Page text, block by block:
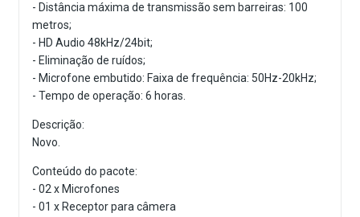
- Distância máxima de transmissão sem barreiras: 100
metros;
- HD Audio 48kHz/24bit;
- Eliminação de ruídos;
- Microfone embutido: Faixa de frequência: 50Hz-20kHz;
- Tempo de operação: 6 horas.
Descrição:
Novo.
Conteúdo do pacote:
- 02 x Microfones
- 01 x Receptor para câmera